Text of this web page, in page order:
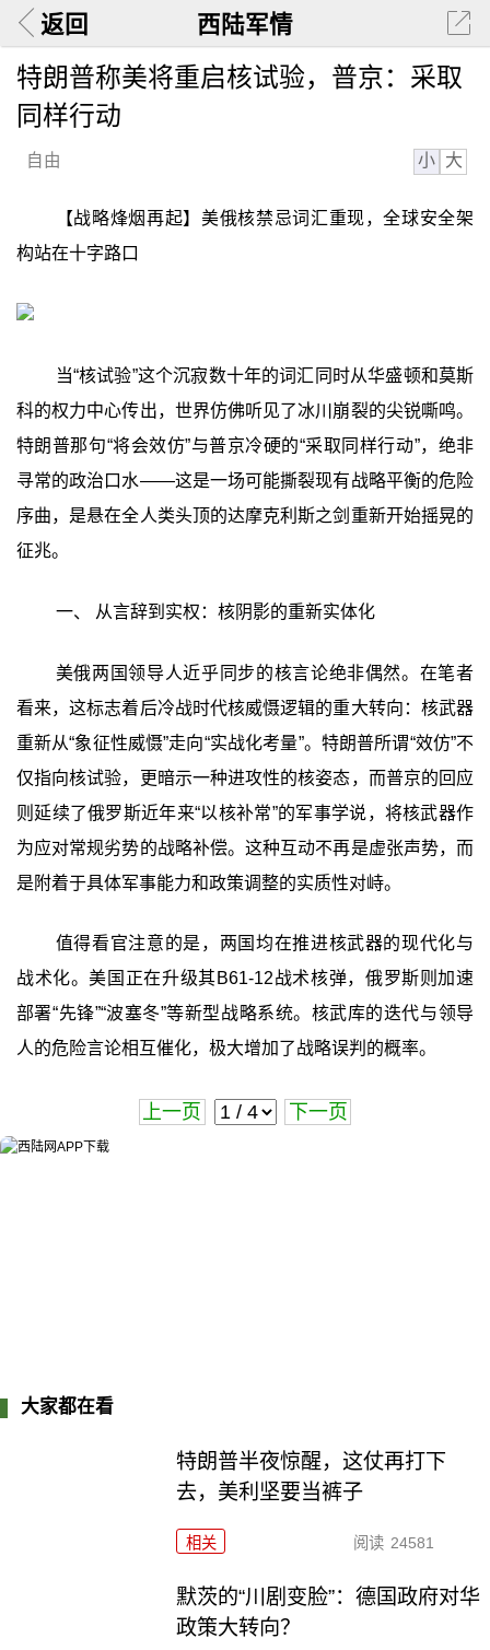
返回 西陆军情
特朗普称美将重启核试验，普京：采取
同样行动
自由 小 大
【战略烽烟再起】美俄核禁忌词汇重现，全球安全架
构站在十字路口
当“核试验”这个沉寂数十年的词汇同时从华盛顿和莫斯
科的权力中心传出，世界仿佛听见了冰川崩裂的尖锐嘶鸣。
特朗普那句“将会效仿”与普京冷硬的“采取同样行动”，绝非
寻常的政治口水——这是一场可能撕裂现有战略平衡的危险
序曲，是悬在全人类头顶的达摩克利斯之剑重新开始摇晃的
征兆。
一、 从言辞到实权：核阴影的重新实体化
美俄两国领导人近乎同步的核言论绝非偶然。在笔者
看来，这标志着后冷战时代核威慑逻辑的重大转向：核武器
重新从“象征性威慑”走向“实战化考量”。特朗普所谓“效仿”不
仅指向核试验，更暗示一种进攻性的核姿态，而普京的回应
则延续了俄罗斯近年来“以核补常”的军事学说，将核武器作
为应对常规劣势的战略补偿。这种互动不再是虚张声势，而
是附着于具体军事能力和政策调整的实质性对峙。
值得看官注意的是，两国均在推进核武器的现代化与
战术化。美国正在升级其B61-12战术核弹，俄罗斯则加速
部署“先锋”“波塞冬”等新型战略系统。核武库的迭代与领导
人的危险言论相互催化，极大增加了战略误判的概率。
上一页 下一页
大家都在看
特朗普半夜惊醒，这仗再打下
去，美利坚要当裤子
相关 阅读 24581
默茨的“川剧变脸”：德国政府对华
政策大转向？